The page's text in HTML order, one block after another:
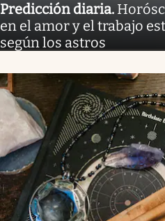
Predicción diaria.
en el amor y el trabajo
según los astros